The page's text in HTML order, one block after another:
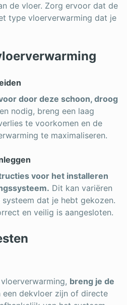
de vloer. Zorg ervoor dat de
type vloerverwarming dat je
door deze schoon, droog
nodig, breng een laag
te voorkomen en de
te maximaliseren.
voor het installeren
Dit kan variëren
dat je hebt gekozen.
en veilig is aangesloten.
breng je de
een dekvloer zijn of directe